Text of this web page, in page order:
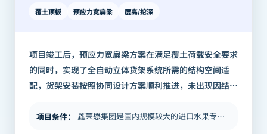
覆土顶板 预应力宽扁梁 层高/挖深
项目竣工后，预应力宽扁梁方案在满足覆土荷载安全要求
的同时，实现了全自动立体货架系统所需的结构空间适
配，货架安装按照协同设计方案顺利推进，未出现因结构
相比，层高节省约500mm，降低了综合…
项目条件： 鑫荣懋集团是国内规模较大的进口水果专业运营商，其供应链覆盖全球主要水果产区。随着进口水果市场规模持续扩大，企业对冷链…